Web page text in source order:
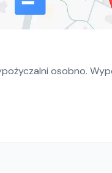
osobno.